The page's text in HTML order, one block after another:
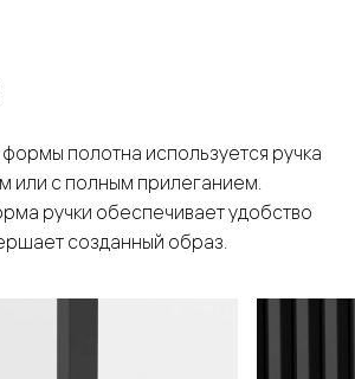
полотна используется ручка
или с полным прилеганием.
ручки обеспечивает удобство
созданный образ.